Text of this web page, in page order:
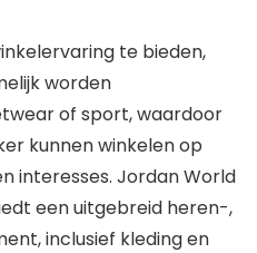
te bieden,
worden
of sport, waardoor
kunnen winkelen op
interesses. Jordan World
een uitgebreid heren-,
inclusief kleding en